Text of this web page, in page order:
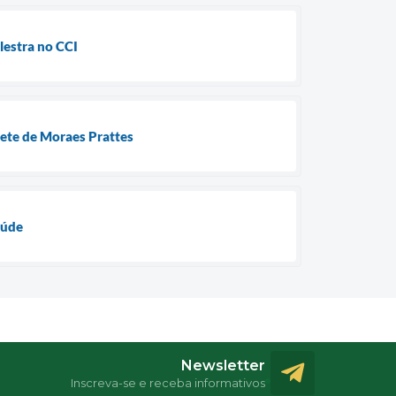
no CCI
de Moraes Prattes
Newsletter
Inscreva-se e receba informativos